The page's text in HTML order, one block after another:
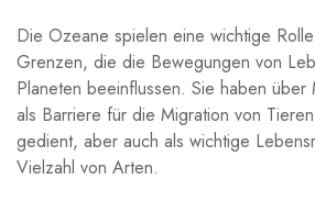
Die Ozeane spielen eine wichtige
Grenzen, die die Bewegungen ⁣von
Planeten beeinflussen. ‌Sie haben‌ über
als Barriere für die Migration von
gedient, aber auch als wichtige
Vielzahl von Arten.